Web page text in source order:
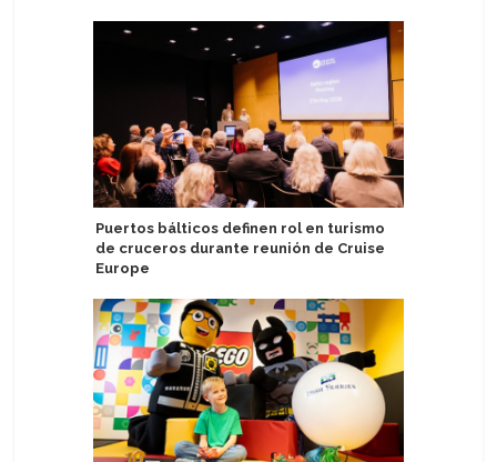
Puertos bálticos definen rol en turismo
de cruceros durante reunión de Cruise
Europe